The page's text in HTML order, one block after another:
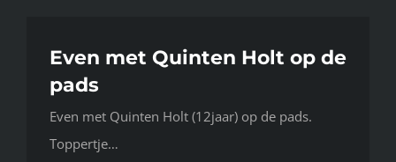
Even met Quinten Holt op de
pads
Even met Quinten Holt (12jaar) op de pads.
Toppertje…